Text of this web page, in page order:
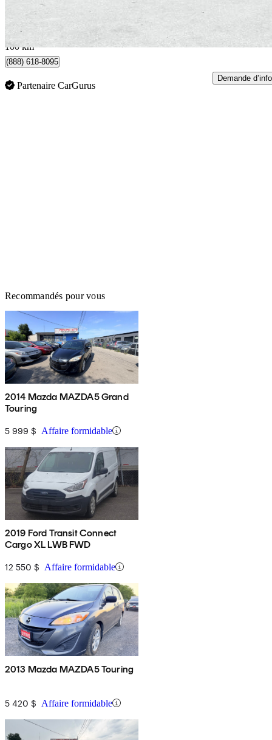
509 $/mois env.
Oakville, ON
100 km
(888) 618-8095
Partenaire CarGurus
Demande d’info
Recommandés pour vous
2014 Mazda MAZDA5 Grand
Touring
5 999 $ Affaire formidable
2019 Ford Transit Connect
Cargo XL LWB FWD
12 550 $ Affaire formidable
2013 Mazda MAZDA5 Touring
5 420 $ Affaire formidable